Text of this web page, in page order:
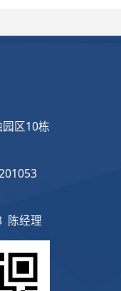
区10栋
陈经理